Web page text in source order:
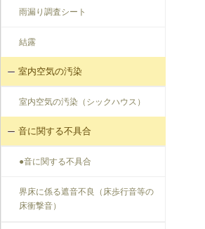
雨漏り調査シート
結露
室内空気の汚染
室内空気の汚染（シックハウス）
音に関する不具合
●音に関する不具合
界床に係る遮音不良（床歩行音等の
床衝撃音）